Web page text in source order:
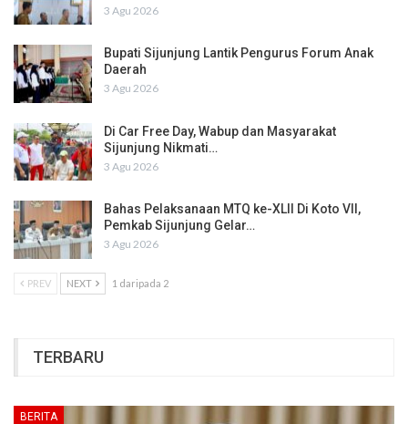
3 Agu 2026
Bupati Sijunjung Lantik Pengurus Forum Anak
Daerah
3 Agu 2026
Di Car Free Day, Wabup dan Masyarakat
Sijunjung Nikmati…
3 Agu 2026
Bahas Pelaksanaan MTQ ke-XLII Di Koto VII,
Pemkab Sijunjung Gelar…
3 Agu 2026
PREV NEXT 1 daripada 2
TERBARU
BERITA